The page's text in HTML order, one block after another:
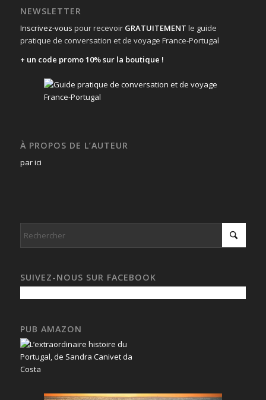
NEWSLETTER
Inscrivez-vous pour recevoir GRATUITEMENT le guide
pratique de conversation et de voyage France-Portugal
+ un code promo 10% sur la boutique !
À PROPOS DE L’AUTEUR
par ici
SUIVEZ-NOUS SUR FACEBOOK
PUB AMAZON